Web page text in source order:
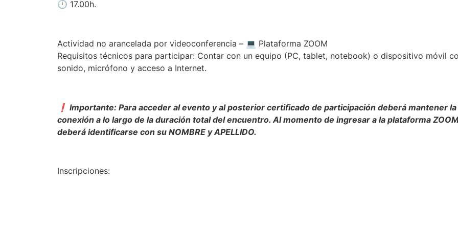
🕛 17.00h.
Actividad no arancelada por videoconferencia – 💻 Plataforma ZOOM
Requisitos técnicos para participar: Contar con un equipo (PC, tablet, notebook) o dispositivo móvil
sonido, micrófono y acceso a Internet.
❗ Importante: Para acceder al evento y al posterior certificado de participación deberá mantener la
conexión a lo largo de la duración total del encuentro. Al momento de ingresar a la plataforma
deberá identificarse con su NOMBRE y APELLIDO.
Inscripciones: